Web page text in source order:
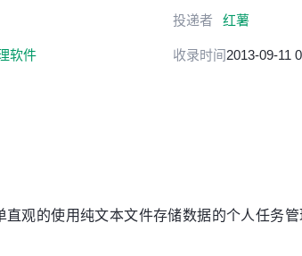
投递者 红薯
软件 收录时间2013-09-11
观的使用纯文本文件存储数据的个人任务